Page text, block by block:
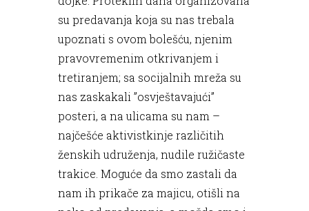
su predavanja koja su nas trebala
upoznati s ovom bolešću, njenim
pravovremenim otkrivanjem i
tretiranjem; sa socijalnih mreža su
nas zaskakali ”osvještavajući”
posteri, a na ulicama su nam –
najčešće aktivistkinje različitih
ženskih udruženja, nudile ružičaste
trakice. Moguće da smo zastali da
nam ih prikače za majicu, otišli na